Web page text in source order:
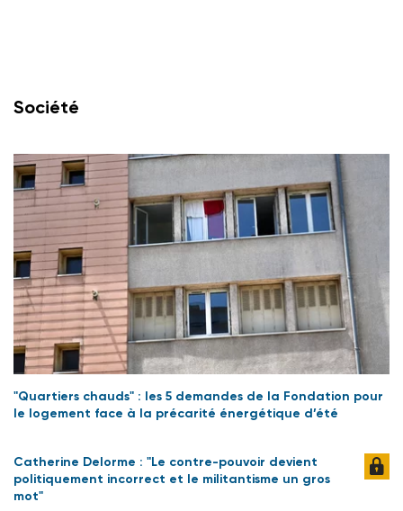
Société
"Quartiers chauds" : les 5 demandes de la Fondation pour
le logement face à la précarité énergétique d’été
Catherine Delorme : "Le contre-pouvoir devient
politiquement incorrect et le militantisme un gros
mot"